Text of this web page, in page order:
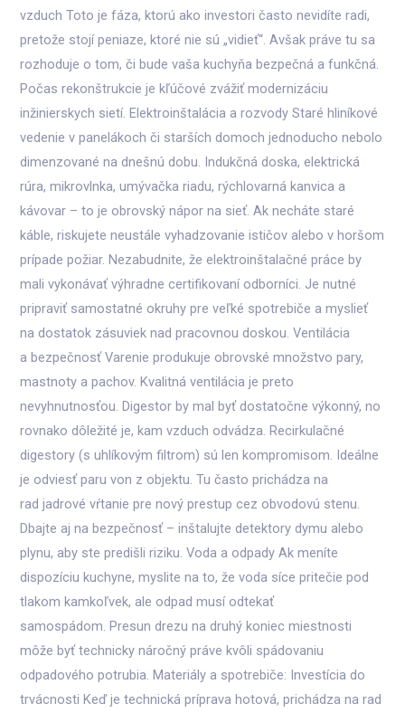
vzduch Toto je fáza, ktorú ako investori často nevidíte radi,
pretože stojí peniaze, ktoré nie sú „vidieť“. Avšak práve tu sa
rozhoduje o tom, či bude vaša kuchyňa bezpečná a funkčná.
Počas rekonštrukcie je kľúčové zvážiť modernizáciu
inžinierskych sietí. Elektroinštalácia a rozvody Staré hliníkové
vedenie v panelákoch či starších domoch jednoducho nebolo
dimenzované na dnešnú dobu. Indukčná doska, elektrická
rúra, mikrovlnka, umývačka riadu, rýchlovarná kanvica a
kávovar – to je obrovský nápor na sieť. Ak necháte staré
káble, riskujete neustále vyhadzovanie ističov alebo v horšom
prípade požiar. Nezabudnite, že elektroinštalačné práce by
mali vykonávať výhradne certifikovaní odborníci. Je nutné
pripraviť samostatné okruhy pre veľké spotrebiče a myslieť
na dostatok zásuviek nad pracovnou doskou. Ventilácia
a bezpečnosť Varenie produkuje obrovské množstvo pary,
mastnoty a pachov. Kvalitná ventilácia je preto
nevyhnutnosťou. Digestor by mal byť dostatočne výkonný, no
rovnako dôležité je, kam vzduch odvádza. Recirkulačné
digestory (s uhlíkovým filtrom) sú len kompromisom. Ideálne
je odviesť paru von z objektu. Tu často prichádza na
rad jadrové vŕtanie pre nový prestup cez obvodovú stenu.
Dbajte aj na bezpečnosť – inštalujte detektory dymu alebo
plynu, aby ste predišli riziku. Voda a odpady Ak meníte
dispozíciu kuchyne, myslite na to, že voda síce pritečie pod
tlakom kamkoľvek, ale odpad musí odtekať
samospádom. Presun drezu na druhý koniec miestnosti
môže byť technicky náročný práve kvôli spádovaniu
odpadového potrubia. Materiály a spotrebiče: Investícia do
trvácnosti Keď je technická príprava hotová, prichádza na rad